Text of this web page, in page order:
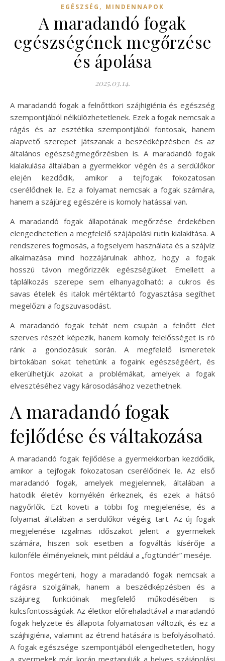
EGÉSZSÉG , MINDENNAPOK
A maradandó fogak
egészségének megőrzése
és ápolása
2025.03.14.
A maradandó fogak a felnőttkori szájhigiénia és egészség
szempontjából nélkülözhetetlenek. Ezek a fogak nemcsak a
rágás és az esztétika szempontjából fontosak, hanem
alapvető szerepet játszanak a beszédképzésben és az
általános egészségmegőrzésben is. A maradandó fogak
kialakulása általában a gyermekkor végén és a serdülőkor
elején kezdődik, amikor a tejfogak fokozatosan
cserélődnek le. Ez a folyamat nemcsak a fogak számára,
hanem a szájüreg egészére is komoly hatással van.
A maradandó fogak állapotának megőrzése érdekében
elengedhetetlen a megfelelő szájápolási rutin kialakítása. A
rendszeres fogmosás, a fogselyem használata és a szájvíz
alkalmazása mind hozzájárulnak ahhoz, hogy a fogak
hosszú távon megőrizzék egészségüket. Emellett a
táplálkozás szerepe sem elhanyagolható: a cukros és
savas ételek és italok mértéktartó fogyasztása segíthet
megelőzni a fogszuvasodást.
A maradandó fogak tehát nem csupán a felnőtt élet
szerves részét képezik, hanem komoly felelősséget is ró
ránk a gondozásuk során. A megfelelő ismeretek
birtokában sokat tehetünk a fogaink egészségéért, és
elkerülhetjük azokat a problémákat, amelyek a fogak
elvesztéséhez vagy károsodásához vezethetnek.
A maradandó fogak
fejlődése és váltakozása
A maradandó fogak fejlődése a gyermekkorban kezdődik,
amikor a tejfogak fokozatosan cserélődnek le. Az első
maradandó fogak, amelyek megjelennek, általában a
hatodik életév környékén érkeznek, és ezek a hátsó
nagyőrlők. Ezt követi a többi fog megjelenése, és a
folyamat általában a serdülőkor végéig tart. Az új fogak
megjelenése izgalmas időszakot jelent a gyermekek
számára, hiszen sok esetben a fogváltás kísérője a
különféle élményeknek, mint például a „fogtündér” meséje.
Fontos megérteni, hogy a maradandó fogak nemcsak a
rágásra szolgálnak, hanem a beszédképzésben és a
szájüreg funkcióinak megfelelő működésében is
kulcsfontosságúak. Az életkor előrehaladtával a maradandó
fogak helyzete és állapota folyamatosan változik, és ez a
szájhigiénia, valamint az étrend hatására is befolyásolható.
A fogak egészsége szempontjából elengedhetetlen, hogy
a gyermekek már korán megtanulják a helyes szájápolási